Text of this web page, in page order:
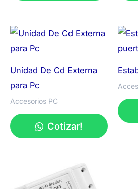
Unidad De Cd Externa
para Pc
Accesorios PC
Cotizar!